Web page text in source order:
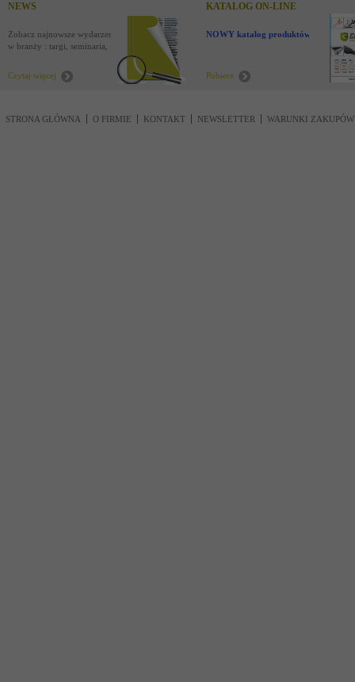
NEWS
Zobacz najnowsze wydarzenia
w branży : targi, seminaria,
Czytaj więcej
KATALOG ON-LINE
NOWY katalog produktów !
Pobierz
STRONA GŁÓWNA O FIRMIE KONTAKT NEWSLETTER WARUNKI ZAKUPÓW